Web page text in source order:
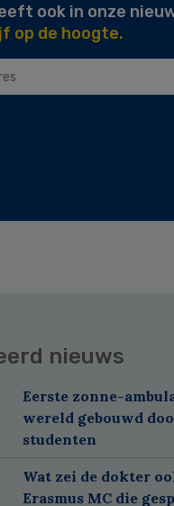
ook in onze
op de hoogte.
nieuws
Eerste zonne-
wereld gebouwd
studenten
Wat zei de dokter
Erasmus MC die